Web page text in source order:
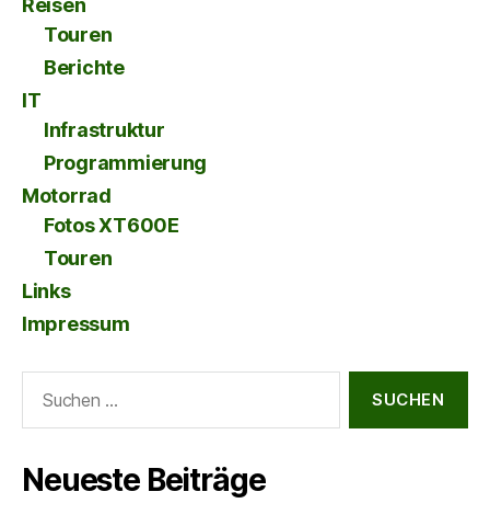
Reisen
Touren
Berichte
IT
Infrastruktur
Programmierung
Motorrad
Fotos XT600E
Touren
Links
Impressum
nach:
Neueste Beiträge